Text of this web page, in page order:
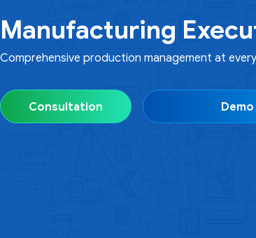
Manufacturing
Comprehensive production management at
Consultation Demo